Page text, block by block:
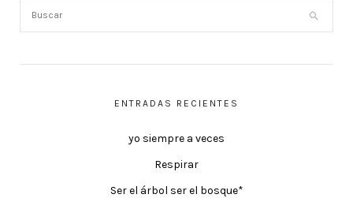
ENTRADAS RECIENTES
yo siempre a veces
Respirar
Ser el árbol ser el bosque*